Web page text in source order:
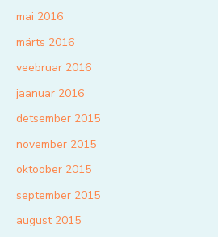
mai 2016
märts 2016
veebruar 2016
jaanuar 2016
detsember 2015
november 2015
oktoober 2015
september 2015
august 2015